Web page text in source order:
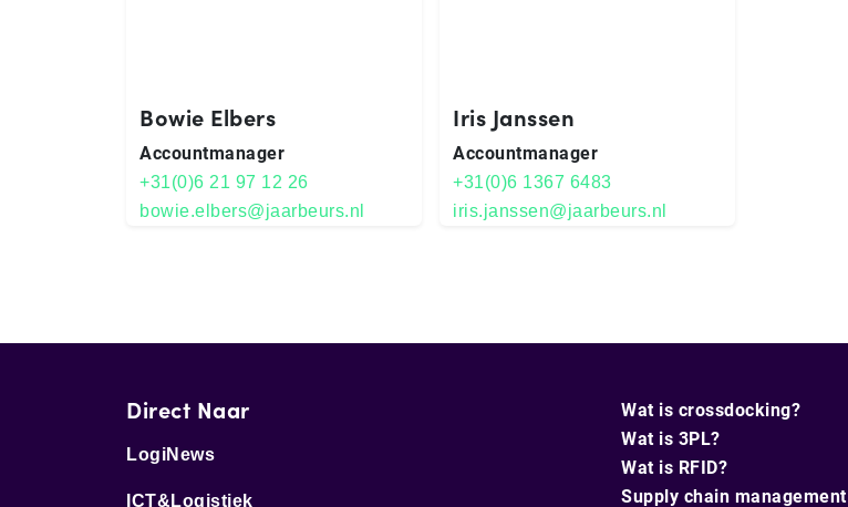
Bowie Elbers
Ac­count­ma­na­ger
+31(0)6 21 97 12 26
bowie.elbers@jaarbeurs.nl
Iris Janssen
Accountmanager
+31(0)6 1367 6483
iris.janssen@jaarbeurs.nl
Direct Naar
LogiNews
ICT&Logistiek
Wat is crossdocking?
Wat is 3PL?
Wat is RFID?
Supply chain management